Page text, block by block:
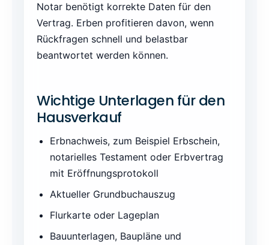
Notar benötigt korrekte Daten für den
Vertrag. Erben profitieren davon, wenn
Rückfragen schnell und belastbar
beantwortet werden können.
Wichtige Unterlagen für den
Hausverkauf
Erbnachweis, zum Beispiel Erbschein,
notarielles Testament oder Erbvertrag
mit Eröffnungsprotokoll
Aktueller Grundbuchauszug
Flurkarte oder Lageplan
Bauunterlagen, Baupläne und